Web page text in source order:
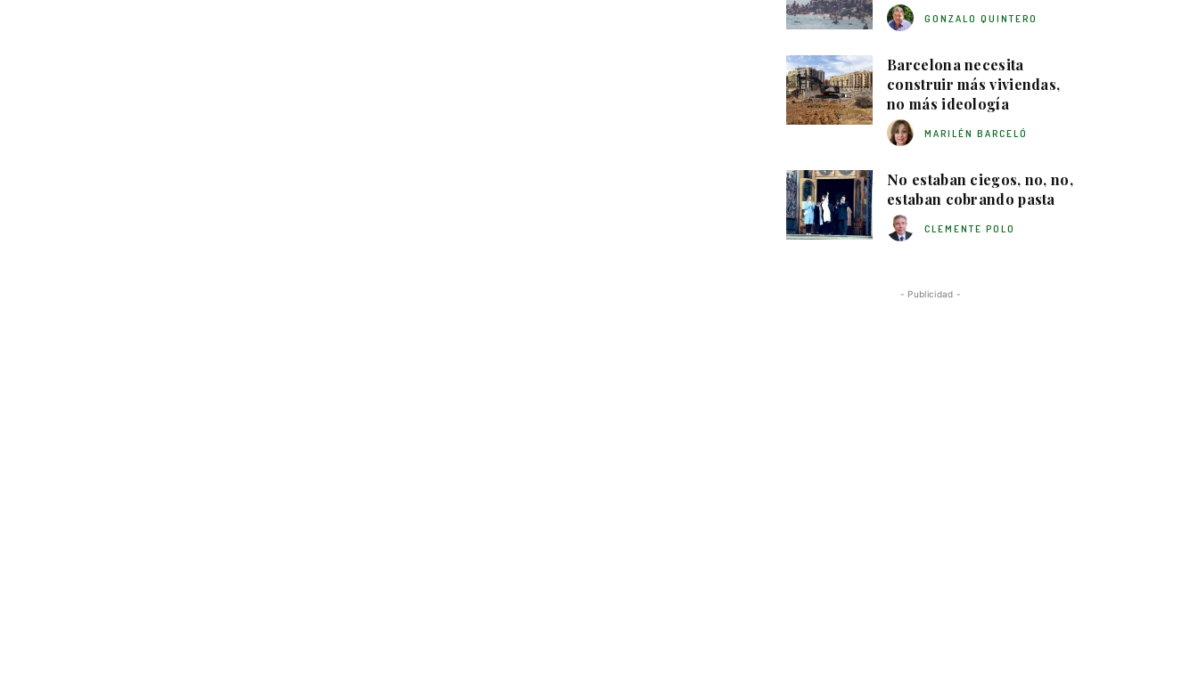
GONZALO QUINTERO
Barcelona necesita
construir más viviendas,
no más ideología
MARILÉN BARCELÓ
No estaban ciegos, no, no,
estaban cobrando pasta
CLEMENTE POLO
- Publicidad -